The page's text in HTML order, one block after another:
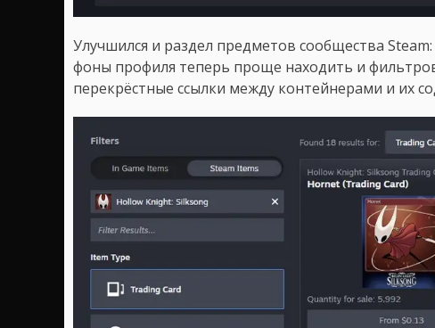
Улучшился и раздел предметов сообщества
фоны профиля теперь проще находить и
перекрёстные ссылки между контейнерами и их